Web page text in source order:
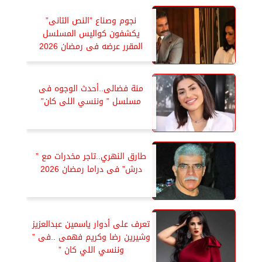
نجوم وصناع ”النص التانى”
يكشفون كواليس المسلسل
المقرر عرضه فى رمضان 2026
منة فضالى..أحدث الوجوه فى
مسلسل ” وننسي اللى كان”
طارق النهري..تاجر مخدرات مع ”
درش” فى دراما رمضان 2026
تعرف على أدوار ياسمين عبدالعزيز
وشيرين رضا وكريم فهمى ..فى ”
وننسي اللي كان ”